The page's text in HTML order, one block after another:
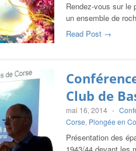
Rendez-vous sur le
un ensemble de
Read Post →
Club de
mai 16, 2014 -
Corse, Plongée en
Présentation des